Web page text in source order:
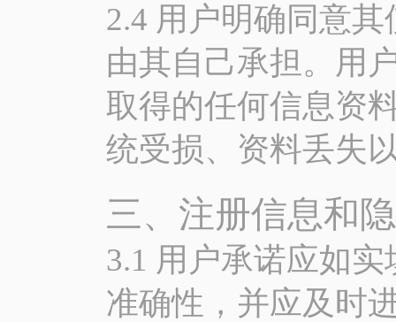
2.4 用户明确同意
由其自己承担。用
取得的任何信息资
统受损、资料丢失
三、注册信息和
3.1 用户承诺应如
准确性，并应及时